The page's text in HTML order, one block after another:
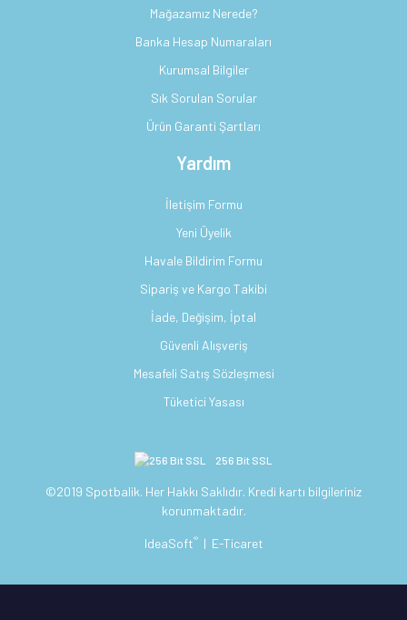
Mağazamız Nerede?
Banka Hesap Numaraları
Kurumsal Bilgiler
Sık Sorulan Sorular
Ürün Garanti Şartları
Yardım
İletişim Formu
Yeni Üyelik
Havale Bildirim Formu
Sipariş ve Kargo Takibi
İade, Değişim, İptal
Güvenli Alışveriş
Mesafeli Satış Sözleşmesi
Tüketici Yasası
256 Bit SSL
©2019 Spotbalik. Her Hakkı Saklıdır. Kredi kartı bilgileriniz
korunmaktadır.
IdeaSoft® | E-Ticaret